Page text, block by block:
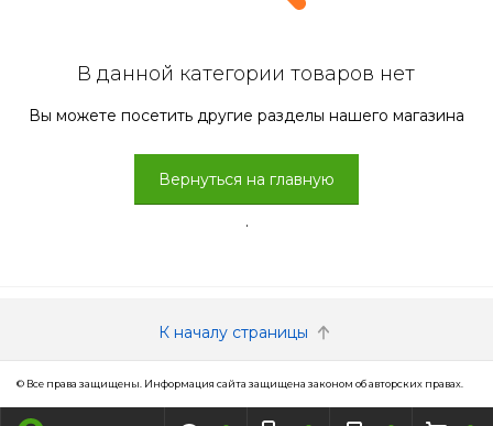
В данной категории товаров нет
Вы можете посетить другие разделы нашего магазина
Вернуться на главную
.
К началу страницы
© Все права защищены. Информация сайта защищена законом об авторских правах.